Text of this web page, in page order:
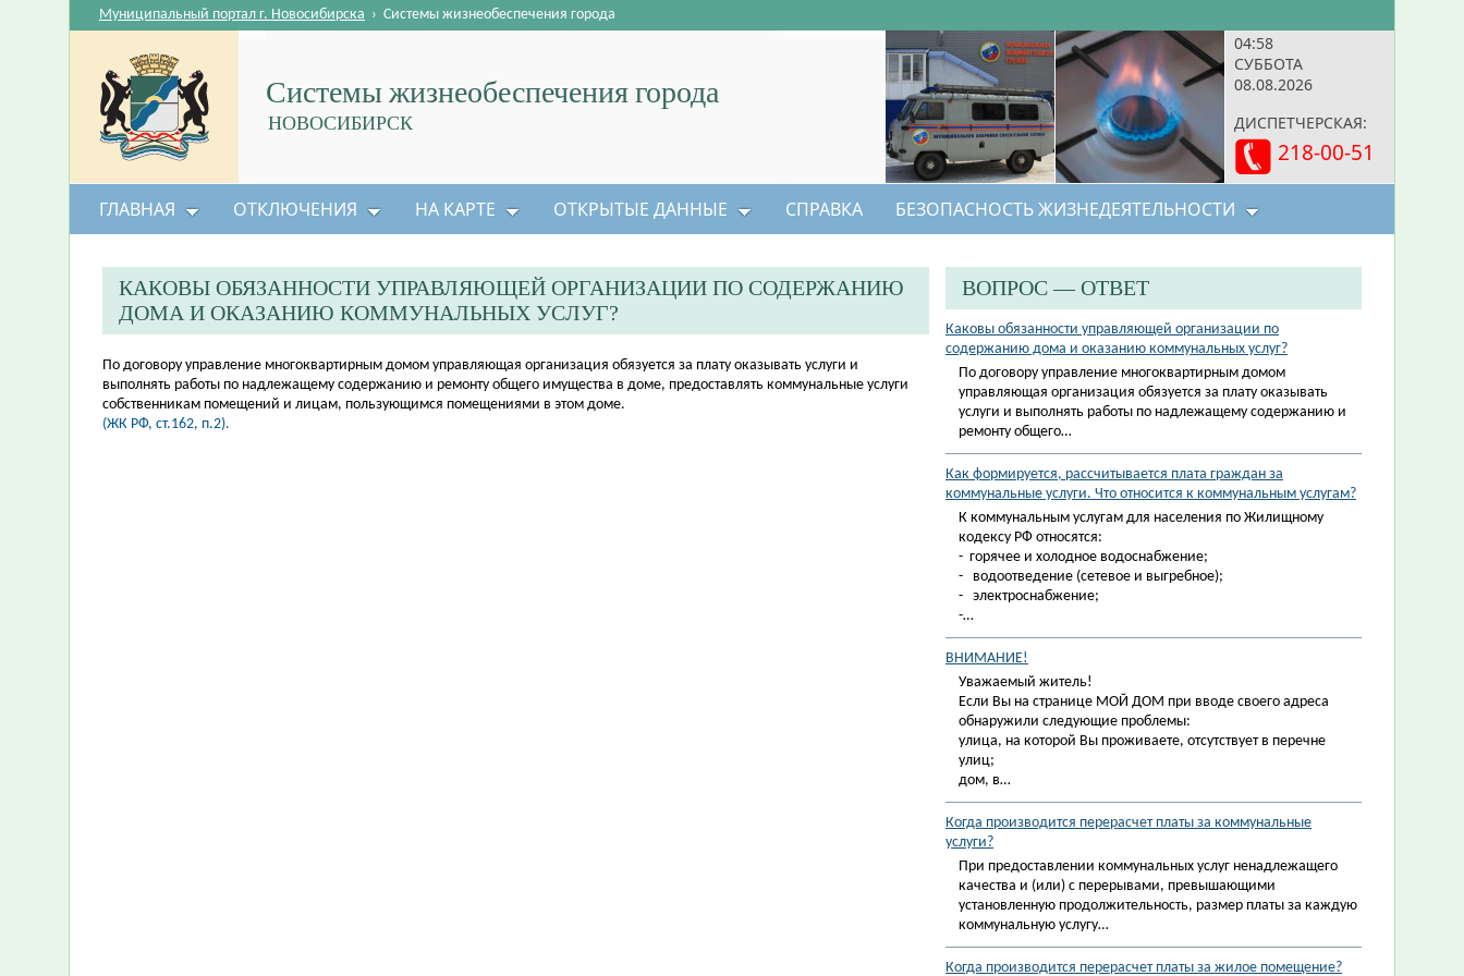
04:58
СУББОТА
08.08.2026
ДИСПЕТЧЕРСКАЯ:
218-00-51
Системы жизнеобеспечения города
НОВОСИБИРСК
Муниципальный портал г. Новосибирска › Системы жизнеобеспечения города
ГЛАВНАЯ ОТКЛЮЧЕНИЯ НА КАРТЕ ОТКРЫТЫЕ ДАННЫЕ СПРАВКА БЕЗОПАСНОСТЬ ЖИЗНЕДЕЯТЕЛЬНОСТИ
КАКОВЫ ОБЯЗАННОСТИ УПРАВЛЯЮЩЕЙ ОРГАНИЗАЦИИ ПО СОДЕРЖАНИЮ
ДОМА И ОКАЗАНИЮ КОММУНАЛЬНЫХ УСЛУГ?
​По договору управление многоквартирным домом управляющая организация обязуется за плату оказывать услуги и
выполнять работы по надлежащему содержанию и ремонту общего имущества в доме, предоставлять коммунальные услуги
собственникам помещений и лицам, пользующимся помещениями в этом доме.
(ЖК РФ, ст.162, п.2).
ВОПРОС — ОТВЕТ
Каковы обязанности управляющей организации по
содержанию дома и оказанию коммунальных услуг?
По договору управление многоквартирным домом
управляющая организация обязуется за плату оказывать
услуги и выполнять работы по надлежащему содержанию и
ремонту общего…
Как формируется, рассчитывается плата граждан за
коммунальные услуги. Что относится к коммунальным услугам?
К коммунальным услугам для населения по Жилищному
кодексу РФ относятся:
- горячее и холодное водоснабжение;
- водоотведение (сетевое и выгребное);
- электроснабжение;
-…
ВНИМАНИЕ!
Уважаемый житель!
Если Вы на странице МОЙ ДОМ при вводе своего адреса
обнаружили следующие проблемы:
улица, на которой Вы проживаете, отсутствует в перечне
улиц;
дом, в…
Когда производится перерасчет платы за коммунальные
услуги?
При предоставлении коммунальных услуг ненадлежащего
качества и (или) с перерывами, превышающими
установленную продолжительность, размер платы за каждую
коммунальную услугу…
Когда производится перерасчет платы за жилое помещение?